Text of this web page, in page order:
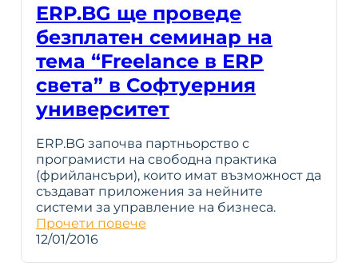
ERP.BG ще проведе
безплатен семинар на
тема “Freelance в ERP
света” в Софтуерния
университет
ERP.BG започва партньорство с
програмисти на свободна практика
(фрийлансъри), които имат възможност да
създават приложения за нейните
системи за управление на бизнеса.
Прочети повече
12/01/2016